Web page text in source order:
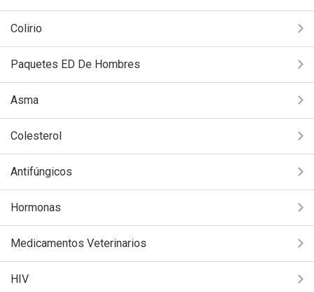
Colirio
Paquetes ED De Hombres
Asma
Colesterol
Antifúngicos
Hormonas
Medicamentos Veterinarios
HIV